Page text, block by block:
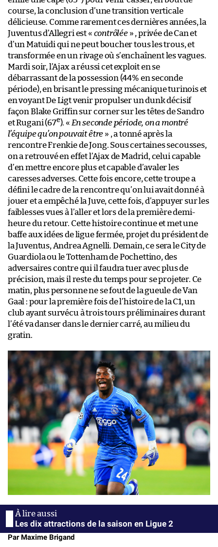
course, la conclusion d’une transition verticale
délicieuse. Comme rarement ces dernières années, la
Juventus d’Allegri est « contrôlée» , privée de Can et
d’un Matuidi qui ne peut boucher tous les trous, et
transformée en un rivage où s’enchaînent les vagues.
Mardi soir, l’Ajax a réussi cet exploit en se
débarrassant de la possession (44% en seconde
période), en brisant le pressing mécanique turinois et
en voyant De Ligt venir propulser un dunk décisif
façon Blake Griffin sur corner sur les têtes de Sandro
et Rugani (67e). « En seconde période, on a montré
l’équipe qu’on pouvait être » , a tonné après la
rencontre Frenkie de Jong. Sous certaines secousses,
on a retrouvé en effet l’Ajax de Madrid, celui capable
d’en mettre encore plus et capable d’avaler les
caresses adverses. Cette fois encore, cette troupe a
défini le cadre de la rencontre qu’on lui avait donné à
jouer et a empêché la Juve, cette fois, d’appuyer sur les
faiblesses vues à l’aller et lors de la première demi-
heure du retour. Cette histoire continue et met une
baffe aux idées de ligue fermée, projet du président de
la Juventus, Andrea Agnelli. Demain, ce sera le City de
Guardiola ou le Tottenham de Pochettino, des
adversaires contre qui il faudra tuer avec plus de
précision, mais il reste du temps pour se projeter. Ce
matin, plus personne ne se fout de la gueule de Van
Gaal : pour la première fois de l’histoire de la C1, un
club ayant survécu à trois tours préliminaires durant
l’été va danser dans le dernier carré, au milieu du
gratin.
Les dix attractions de la saison en Ligue 2
Par Maxime Brigand